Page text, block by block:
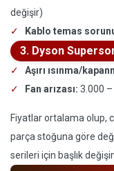
değişir)
Kablo temas
3. Dyson
Aşırı ısınma/
Fan arızası: 3.000 –
Fiyatlar ortalama olup,
parça stoğuna göre
serileri için başlık